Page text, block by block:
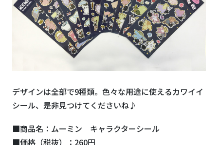
デザインは全部で9種類。色々な用途に使えるカワイイ
シール、是非見つけてくださいね♪
■商品名：ムーミン キャラクターシール
■価格（税抜）：260円